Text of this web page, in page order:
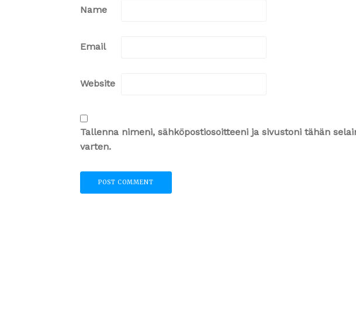
Name
Email
Website
Tallenna nimeni, sähköpostiosoitteeni ja sivustoni tähän
varten.